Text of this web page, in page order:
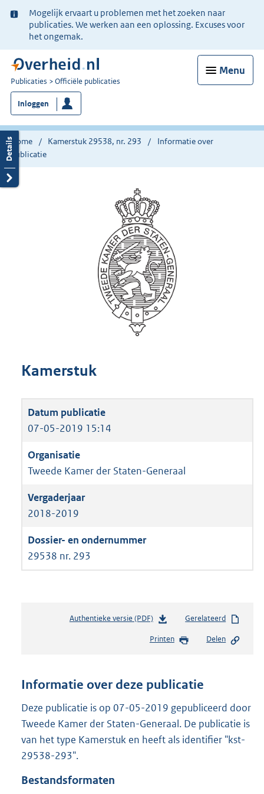
Ter
informatie:
Mogelijk ervaart u problemen met het zoeken naar
publicaties. We werken aan een oplossing. Excuses voor
het ongemak.
Menu
U
bent
nu
hier:
Publicaties Officiële publicaties
Inloggen
Home Kamerstuk 29538, nr. 293
Informatie over
publicatie
Kamerstuk
07-05-2019 15:14
Tweede Kamer der Staten-Generaal
2018-2019
29538 nr. 293
Authentieke versie (PDF)b
s
n
s
r
o
Gerelateerd
Printen Delen
Informatie over deze publicatie
Deze publicatie is op 07-05-2019 gepubliceerd door
Tweede Kamer der Staten-Generaal. De publicatie is
van het type Kamerstuk en heeft als identifier "kst-
29538-293".
Bestandsformaten